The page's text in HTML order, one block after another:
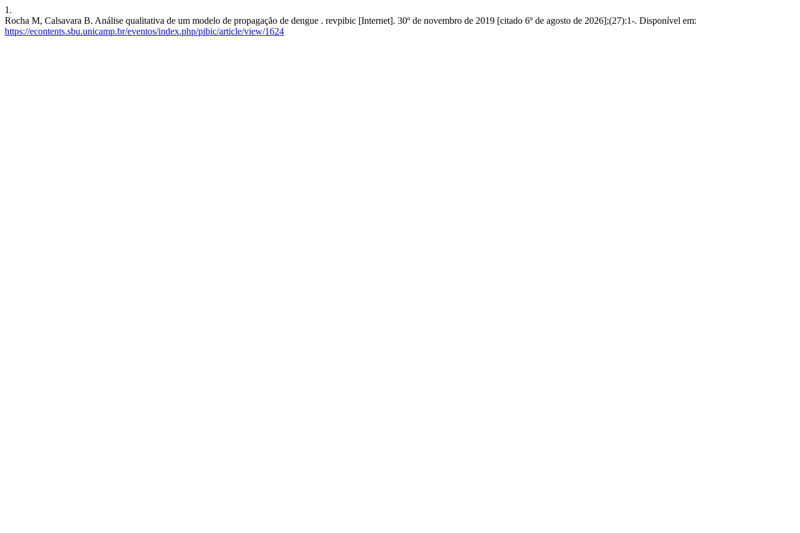
1.
Rocha M, Calsavara B. Análise qualitativa de um modelo de propagação de dengue . revpibic [Internet]. 30º de novembro de 2019 [citado 6º de agosto de 2026];(27):1-. Disponível em:
https://econtents.sbu.unicamp.br/eventos/index.php/pibic/article/view/1624